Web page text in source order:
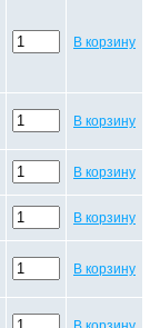
В корзину
В корзину
В корзину
В корзину
В корзину